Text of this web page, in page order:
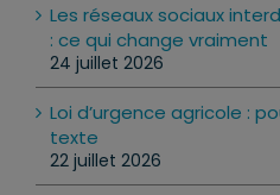
Les réseaux sociaux
: ce qui change vraiment
24 juillet 2026
Loi d’urgence agricole :
texte
22 juillet 2026